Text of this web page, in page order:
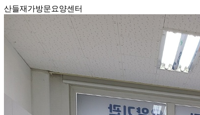
산들재가방문요양센터